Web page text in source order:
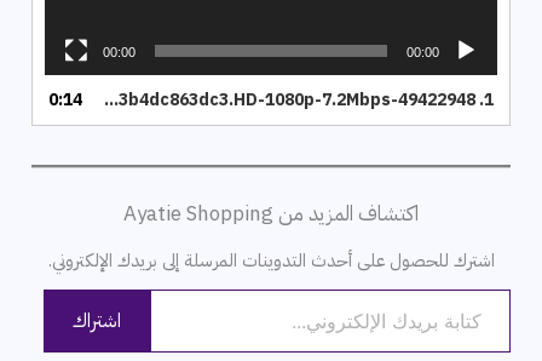
00:00
00:00
1.
7e8948a8c7aa45e4a537c3b4dc863dc3.HD-1080p-7.2Mbps-49422948
0:14
اكتشاف المزيد من Ayatie Shopping
اشترك للحصول على أحدث التدوينات المرسلة إلى بريدك الإلكتروني.
كتابة بريدك الإلكتروني...
اشتراك